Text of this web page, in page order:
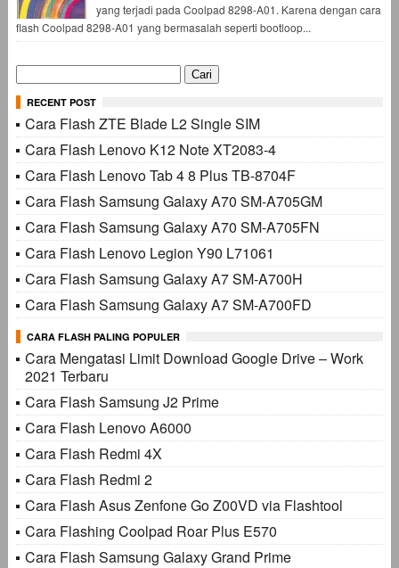
yang terjadi pada Coolpad 8298-A01. Karena dengan cara
flash Coolpad 8298-A01 yang bermasalah seperti bootloop...
Cari
untuk:
RECENT POST
Cara Flash ZTE Blade L2 Single SIM
Cara Flash Lenovo K12 Note XT2083-4
Cara Flash Lenovo Tab 4 8 Plus TB-8704F
Cara Flash Samsung Galaxy A70 SM-A705GM
Cara Flash Samsung Galaxy A70 SM-A705FN
Cara Flash Lenovo Legion Y90 L71061
Cara Flash Samsung Galaxy A7 SM-A700H
Cara Flash Samsung Galaxy A7 SM-A700FD
CARA FLASH PALING POPULER
Cara Mengatasi Limit Download Google Drive – Work
2021 Terbaru
Cara Flash Samsung J2 Prime
Cara Flash Lenovo A6000
Cara Flash Redmi 4X
Cara Flash Redmi 2
Cara Flash Asus Zenfone Go Z00VD via Flashtool
Cara Flashing Coolpad Roar Plus E570
Cara Flash Samsung Galaxy Grand Prime